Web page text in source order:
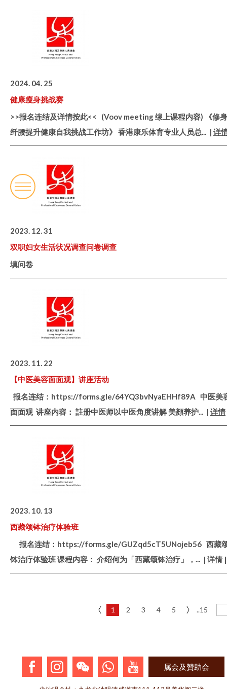
2024. 04. 25
健康瘦身挑战赛
>>报名连结及详情按此<< (Voov meeting 缐上课程内容) 《修身
纤腰提升健康自我挑战工作坊》 香港康乐体育专业人员总... | 详
2023. 12. 31
双职妇女生活状况调查问卷调查
填问卷
2023. 11. 22
【中医美容面面观】讲座活动
报名连结：https://forms.gle/64YQ3bvNyaEHHf89A 中医美
面面观 讲座内容： 註册中医师以中医角度讲解 美顔养护... | 详情
2023. 10. 13
西藏颂钵治疗体验班
报名连结：https://forms.gle/GUZqd5cT5UNojeb56 西藏
钵治疗体验班 课程内容： 介绍何为「西藏颂钵治疗」， ... | 详情 |
1 2 3 4 5 ..15
属会及贊助会